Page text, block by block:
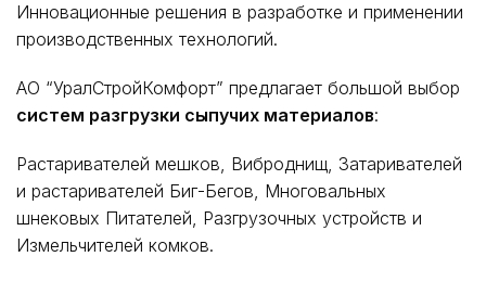
Инновационные решения в разработке и применении
производственных технологий.
АО “УралСтройКомфорт” предлагает большой выбор
систем разгрузки сыпучих материалов:
Растаривателей мешков, Виброднищ, Затаривателей
и растаривателей Биг-Бегов, Многовальных
шнековых Питателей, Разгрузочных устройств и
Измельчителей комков.